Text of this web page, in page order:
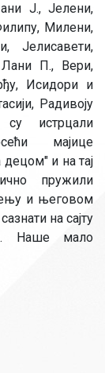
Ј., Јелени,
Милени,
Јелисавети,
П., Вери,
Исидори и
Радивоју
истрцали
мајице
и на тај
пружили
и његовом
на сајту
Наше мало